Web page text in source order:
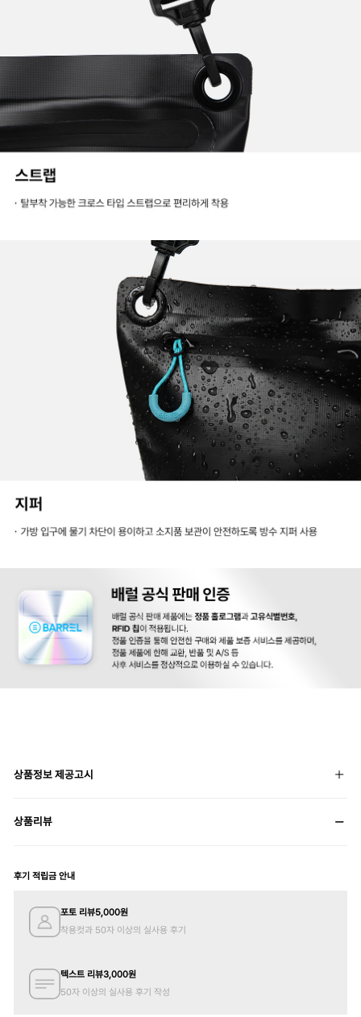
상품정보 제공고시
상품리뷰
후기 적립금 안내
포토 리뷰5,000원
착용컷과 50자 이상의 실사용 후기
텍스트 리뷰3,000원
50자 이상의 실사용 후기 작성